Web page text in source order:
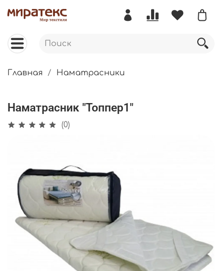
Главная Наматрасники
Наматрасник "Топпер1"
(0)